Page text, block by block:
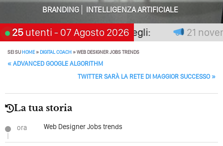
Perché Pubblicare Non Basta Più? Contenuti Di Valore O
Solo Rumore…
Perché Non Guadagni Sui Social Media? Probabilmente
Tutto Peggiorerà
Quali Sono Gli Errori Della Comunicazione Politica? Il
Caso Delle Braccia Incrociate
Come Promuoversi Nel Wedding? Il Mio Intervento Per
L’Accademia Del Wedding
BRANDING
INTELLIGENZA ARTIFICIALE
25 utenti - 07 Agosto 2026
premia chi aspetta, scegli: 21
SEI SUHOME»DIGITAL COACH»WEB DESIGNER JOBS TRENDS
POST NAVIGATION
« ADVANCED GOOGLE ALGORITHM
TWITTER SARÀ LA RETE DI MAGGIOR SUCCESSO »
La tua storia
ora Web Designer Jobs trends